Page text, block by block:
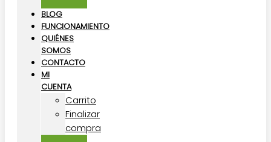
BLOG
FUNCIONAMIENTO
QUIÉNES
SOMOS
CONTACTO
MI
CUENTA
Carrito
Finalizar
compra